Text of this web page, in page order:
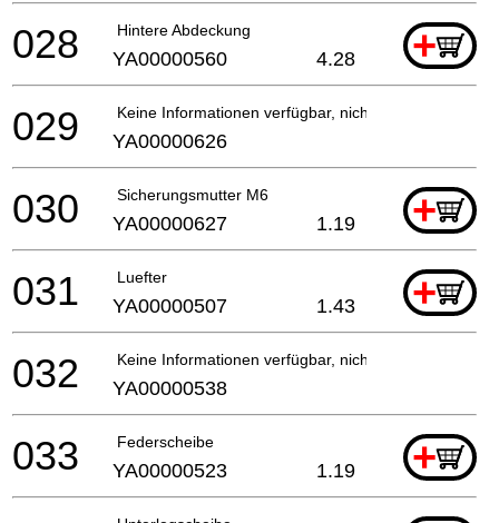
Hintere Abdeckung +
028 YA00000560 4.28
Keine Informationen verfügbar, nicht bestellbar
029 YA00000626
Sicherungsmutter M6 +
030 YA00000627 1.19
Luefter +
031 YA00000507 1.43
Keine Informationen verfügbar, nicht bestellbar
032 YA00000538
Federscheibe +
033 YA00000523 1.19